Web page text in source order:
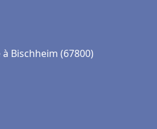
Bischheim (67800)